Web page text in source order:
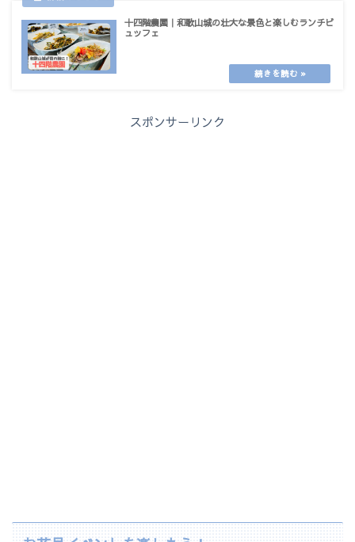
十四階農園｜和歌山城の壮大な景色と楽しむランチビ
ュッフェ
スポンサーリンク